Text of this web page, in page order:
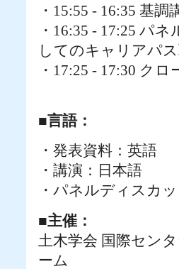
・15:55 - 16:35 基
・16:35 - 17:25 パ
してのキャリアパ
・17:25 - 17:30 クロ
■言語：
・発表資料：英語
・講演：日本語
・パネルディスカ
■主催：
土木学会 国際セン
ーム